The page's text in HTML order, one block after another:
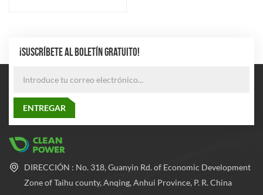
¡SUSCRÍBETE AL BOLETÍN GRATUITO!
DIRECCIÓN : No. 318, Guanyin Rd. of Economic Development
Zone of Taihu county, Anqing, Anhui Province, P. R. China